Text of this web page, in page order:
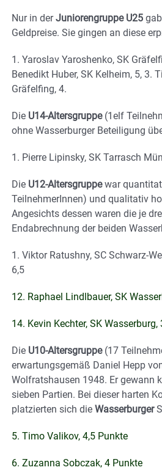
Nur in derJuniorengruppe U25
Geldpreise. Sie gingen an diese
1. Yaroslav Yaroshenko, SK
Benedikt Huber, SK Kelheim, 5, 3.
Gräfelfing, 4.
Die U14-Altersgruppe(1elf
ohne Wasserburger Beteiligung
1. Pierre Lipinsky, SK Tarrasch
Die U12-Altersgruppewar
TeilnehmerInnen) und qualitativ
Angesichts dessen waren die je
Endabrechnung der beiden
1. Viktor Ratushny, SC Schwarz-
6,5
12. Raphael Lindlbauer, SK
14. Kevin Kechter, SK Wasserburg,
Die U10-Altersgruppe(17
erwartungsgemäß Daniel Hepp
Wolfratshausen 1948. Er gewann
sieben Partien. Bei dieser harten
platzierten sich die Wasserburger
5. Timo Valikov, 4,5 Punkte
6. Zuzanna Sobczak, 4 Punkte